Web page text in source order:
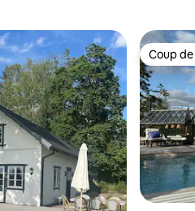
Coup
Coup